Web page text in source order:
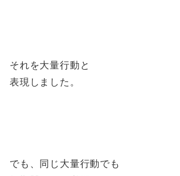
それを大量行動と
表現しました。
でも、同じ大量行動でも